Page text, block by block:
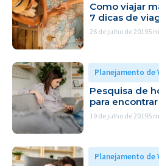
Como viajar
7 dicas de
26 de julho de 20195
Planejamento de
Pesquisa de
para
19 de julho de 20195
Planejamento de